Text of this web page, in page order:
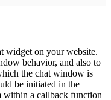
widget on your website.
behavior, and also to
the chat window is
be initiated in the
within a callback function